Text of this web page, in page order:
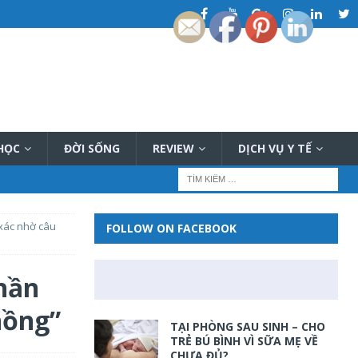
ĐỜI SỐNG REVIEW DỊCH VỤ Y TẾ
nhờ câu
FOLLOW ON FACEBOOK
TẠI PHÒNG SAU SINH – CHO
TRẺ BÚ BÌNH VÌ SỮA MẸ VỀ